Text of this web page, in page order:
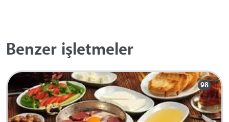
Benzer işletmeler
98